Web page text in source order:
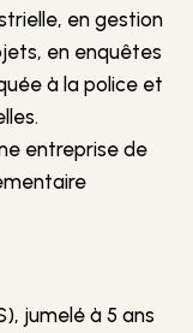
en gestion
en enquêtes
à la police et
entreprise de
jumelé à 5 ans